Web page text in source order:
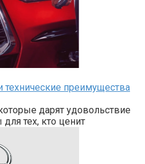
технические преимущества
дарят удовольствие
тех, кто ценит